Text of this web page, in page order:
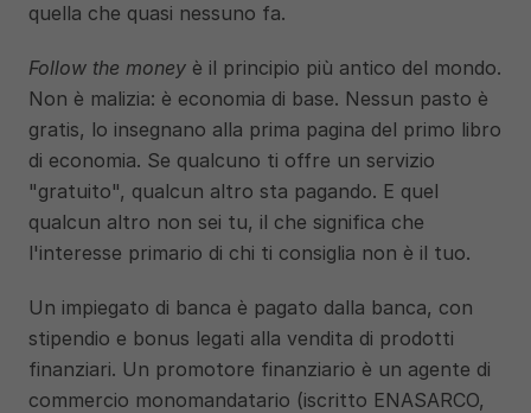
quella che quasi nessuno fa.
Follow the money è il principio più antico del mondo.
Non è malizia: è economia di base. Nessun pasto è
gratis, lo insegnano alla prima pagina del primo libro
di economia. Se qualcuno ti offre un servizio
"gratuito", qualcun altro sta pagando. E quel
qualcun altro non sei tu, il che significa che
l'interesse primario di chi ti consiglia non è il tuo.
Un impiegato di banca è pagato dalla banca, con
stipendio e bonus legati alla vendita di prodotti
finanziari. Un promotore finanziario è un agente di
commercio monomandatario (iscritto ENASARCO,